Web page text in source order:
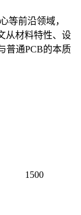
等前沿领域，
从材料特性、设
普通PCB的本质
1500